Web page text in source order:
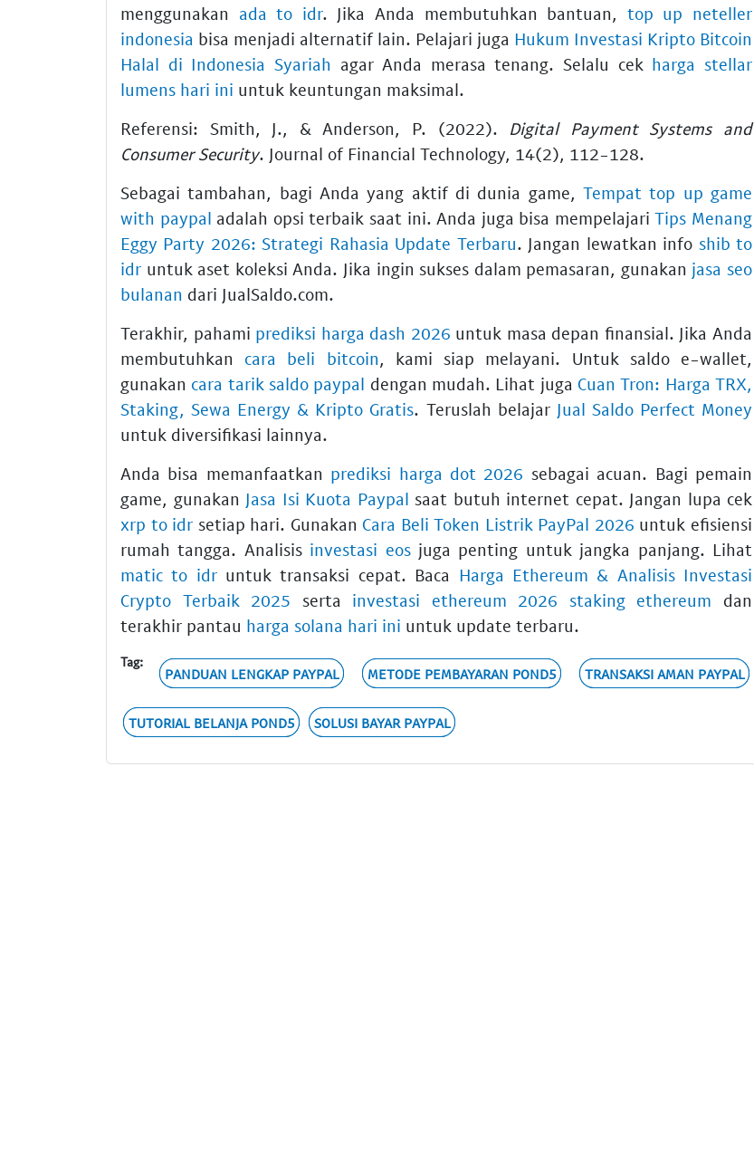
menggunakan ada to idr. Jika Anda membutuhkan bantuan, top up neteller
indonesia bisa menjadi alternatif lain. Pelajari juga Hukum Investasi Kripto Bitcoin
Halal di Indonesia Syariah agar Anda merasa tenang. Selalu cek harga stellar
lumens hari ini untuk keuntungan maksimal.
Referensi: Smith, J., & Anderson, P. (2022). Digital Payment Systems and
Consumer Security. Journal of Financial Technology, 14(2), 112-128.
Sebagai tambahan, bagi Anda yang aktif di dunia game, Tempat top up game
with paypal adalah opsi terbaik saat ini. Anda juga bisa mempelajariTips Menang
Eggy Party 2026: Strategi Rahasia Update Terbaru. Jangan lewatkan info shib to
idr untuk aset koleksi Anda. Jika ingin sukses dalam pemasaran, gunakan jasa seo
bulanan dari JualSaldo.com.
Terakhir, pahami prediksi harga dash 2026 untuk masa depan finansial. Jika Anda
membutuhkan cara beli bitcoin, kami siap melayani. Untuk saldo e-wallet,
gunakan cara tarik saldo paypal dengan mudah. Lihat juga Cuan Tron: Harga TRX,
Staking, Sewa Energy & Kripto Gratis. Teruslah belajar Jual Saldo Perfect Money
untuk diversifikasi lainnya.
Anda bisa memanfaatkan prediksi harga dot 2026 sebagai acuan. Bagi pemain
game, gunakan Jasa Isi Kuota Paypal saat butuh internet cepat. Jangan lupa cek
xrp to idr setiap hari. Gunakan Cara Beli Token Listrik PayPal 2026 untuk efisiensi
rumah tangga. Analisis investasi eosjuga penting untuk jangka panjang. Lihat
matic to idruntuk transaksi cepat. Baca Harga Ethereum & Analisis Investasi
Crypto Terbaik 2025 serta investasi ethereum 2026 staking ethereum dan
terakhir pantau harga solana hari ini untuk update terbaru.
Tag:
PANDUAN LENGKAP PAYPAL METODE PEMBAYARAN POND5 TRANSAKSI AMAN PAYPAL
TUTORIAL BELANJA POND5 SOLUSI BAYAR PAYPAL